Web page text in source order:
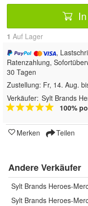
1 Auf Lager
,
Ratenzahlung,
30 Tagen
Zustellung: Fr, 14. Aug.
Verkäufer: Sylt Brands
100%
Merken Teilen
Andere Verkäufer
Sylt Brands Heroes-
Sylt Brands Heroes-